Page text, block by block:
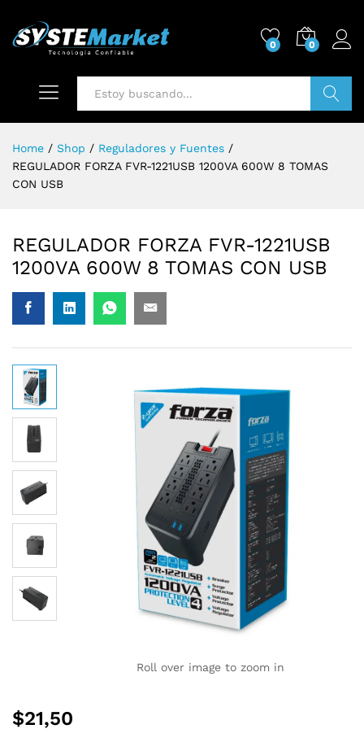
0 0
Home / Shop / Reguladores y Fuentes /
REGULADOR FORZA FVR-1221USB 1200VA 600W 8 TOMAS
CON USB
REGULADOR FORZA FVR-1221USB
1200VA 600W 8 TOMAS CON USB
Roll over image to zoom in
$21,50